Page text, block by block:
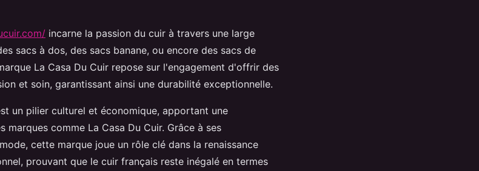
incarne la passion du cuir à travers une large
sacs à dos, des sacs banane, ou encore des sacs de
La Casa Du Cuir repose sur l'engagement d'offrir des
et soin, garantissant ainsi une durabilité exceptionnelle.
un pilier culturel et économique, apportant une
marques comme La Casa Du Cuir. Grâce à ses
cette marque joue un rôle clé dans la renaissance
prouvant que le cuir français reste inégalé en termes